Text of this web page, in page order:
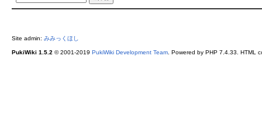
Site admin: みみっくほし
PukiWiki 1.5.2© 2001-2019 PukiWiki Development Team. Powered by PHP 7.4.33. HTML